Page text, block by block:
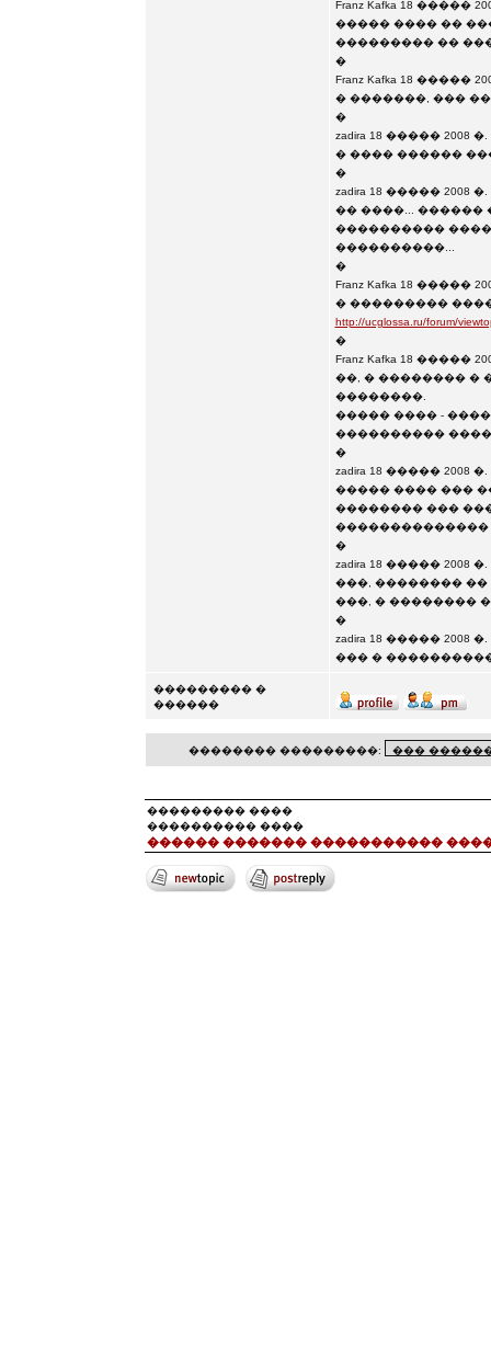
Franz Kafka 18 �����
����� ���� ��
��������� ��
�
Franz Kafka 18 �����
� �������, ���
�
zadira 18 ����� 2008 �.
� ���� ������
�
zadira 18 ����� 2008 �.
�� ����...
����������
����������...
�
Franz Kafka 18 �����
� ���������
http://ucglossa.ru/forum/
�
Franz Kafka 18 �����
��, � �������� �
��������.
����� ���� -
����������
�
zadira 18 ����� 2008 �.
����� ���� ���
�������� ���
��������������
�
zadira 18 ����� 2008 �.
���, ��������
���, � ��������
�
zadira 18 ����� 2008 �.
��� �
��������� �
������
�������� ���������:
��������� ����
���������� ����
������ ������� �����������